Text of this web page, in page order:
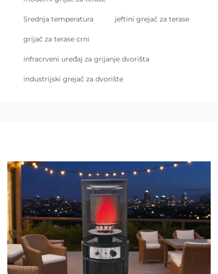
Srednja temperatura jeftini grejač za terase
grijač za terase crni
infracrveni uređaj za grijanje dvorišta
industrijski grejač za dvorište